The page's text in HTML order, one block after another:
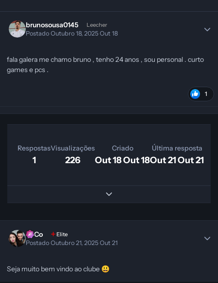
brunosousa0145 Leecher
PostadoOutubro 18, 2025Out 18
fala galera me chamo bruno , tenho 24 anos , sou personal . curto
games e pcs .
1
Respostas
1
Visualizações
226
Criado
Out 18Out 18
Última resposta
Out 21Out 21
Expand topic overview
SeCo Elite
PostadoOutubro 21, 2025Out 21
Seja muito bem vindo ao clube 😃